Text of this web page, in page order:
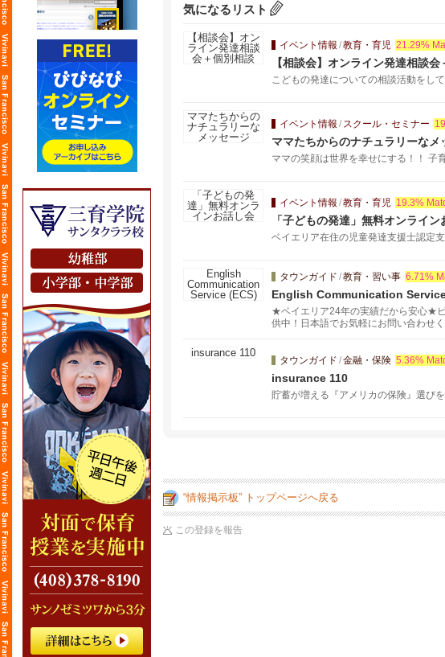
気になるリスト
イベント情報 /教育・育児 21.29%
【相談会】オンライン発達相談会
こどもの発達についての相談活動をし
イベント情報 / スクール・セミナー
ママたちからのナチュラリーなメ
ママの笑顔は世界を幸せにする！！ 子
イベント情報 /教育・育児 19.3%
「子どもの発達」無料オンライン
ベイエリア在住の児童発達支援士認定
タウンガイド /教育・習い事 6.71%
English Communication
★ベイエリア24年の実績だから安心★
供中！日本語でお気軽にお問い合わせ
タウンガイド /金融・保険 5.36%
insurance 110
貯蓄が増える『アメリカの保険』選び
“情報掲示板” トップページへ戻る
この登録を報告